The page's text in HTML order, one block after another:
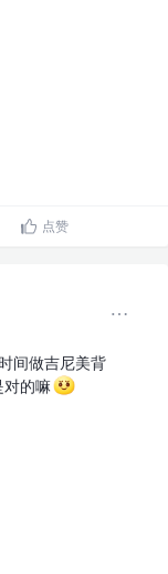
点赞
间做吉尼美背
对的嘛